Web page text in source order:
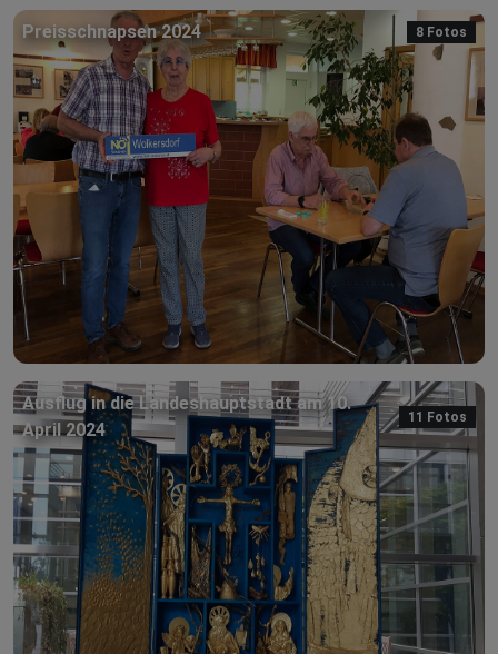
Preisschnapsen 2024 8 Fotos
Ausflug in die Landeshauptstadt am 10.
April 2024
11 Fotos